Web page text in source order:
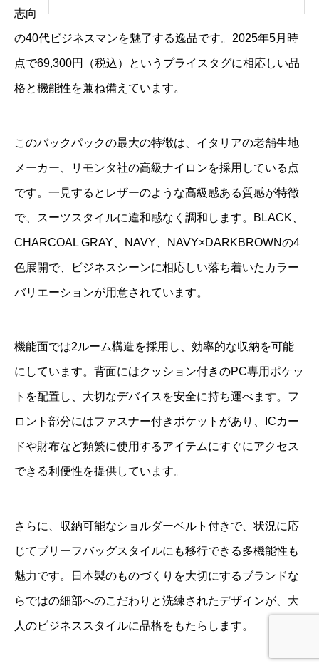
志向
の40代ビジネスマンを魅了する逸品です。2025年5月時
点で69,300円（税込）というプライスタグに相応しい品
格と機能性を兼ね備えています。
このバックパックの最大の特徴は、イタリアの老舗生地
メーカー、リモンタ社の高級ナイロンを採用している点
です。一見するとレザーのような高級感ある質感が特徴
で、スーツスタイルに違和感なく調和します。BLACK、
CHARCOAL GRAY、NAVY、NAVY×DARKBROWNの4
色展開で、ビジネスシーンに相応しい落ち着いたカラー
バリエーションが用意されています。
機能面では2ルーム構造を採用し、効率的な収納を可能
にしています。背面にはクッション付きのPC専用ポケッ
トを配置し、大切なデバイスを安全に持ち運べます。フ
ロント部分にはファスナー付きポケットがあり、ICカー
ドや財布など頻繁に使用するアイテムにすぐにアクセス
できる利便性を提供しています。
さらに、収納可能なショルダーベルト付きで、状況に応
じてブリーフバッグスタイルにも移行できる多機能性も
魅力です。日本製のものづくりを大切にするブランドな
らではの細部へのこだわりと洗練されたデザインが、大
人のビジネススタイルに品格をもたらします。